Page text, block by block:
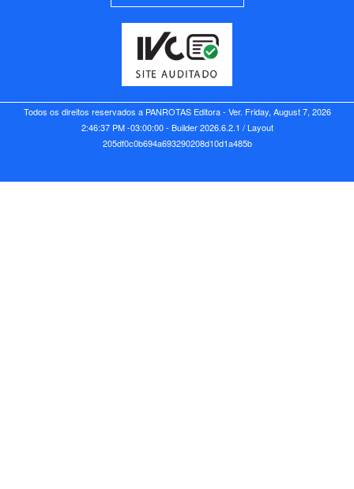
Todos os direitos reservados a PANROTAS Editora - Ver. Friday, August 7, 2026
2:46:37 PM -03:00:00 - Builder 2026.6.2.1 / Layout
205df0c0b694a693290208d10d1a485b